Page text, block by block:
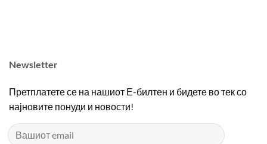
Newsletter
Претплатете се на нашиот Е-билтен и бидете во тек со
најновите понуди и новости!